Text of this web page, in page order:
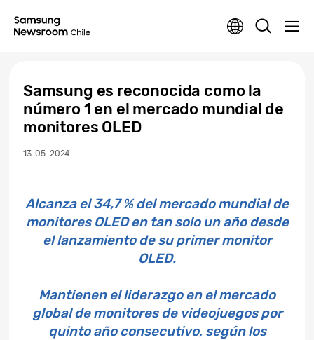
Samsung es reconocida como la
número 1 en el mercado mundial de
monitores OLED
13-05-2024
Alcanza el 34,7 % del mercado mundial de
monitores OLED en tan solo un año desde
el lanzamiento de su primer monitor
OLED.
Mantienen el liderazgo en el mercado
global de monitores de videojuegos por
quinto año consecutivo, según los